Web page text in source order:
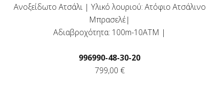
Ανοξείδωτο Ατσάλι | Υλικό λουριού: Ατόφιο Ατσάλινο
Μπρασελέ|
Αδιαβροχότητα: 100m-10ΑΤΜ |
996990-48-30-20
799,00 €